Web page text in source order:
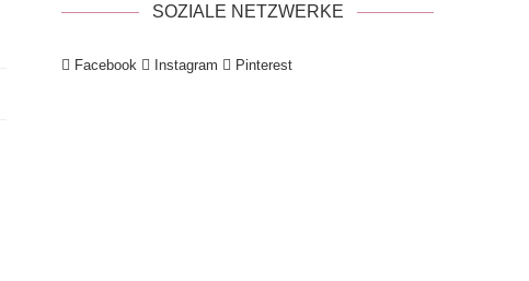
SOZIALE NETZWERKE
Facebook Instagram Pinterest